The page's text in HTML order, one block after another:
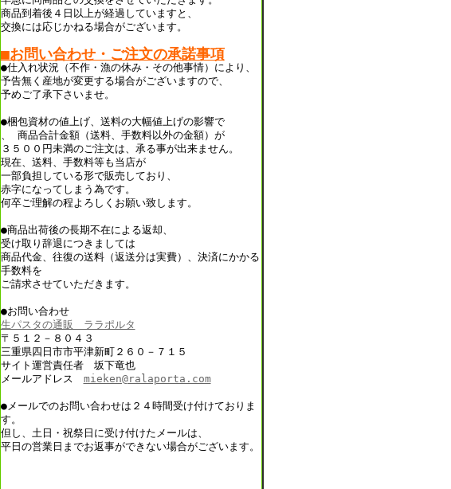
商品到着後４日以上が経過していますと、
交換には応じかねる場合がございます。
■お問い合わせ・ご注文の承諾事項
●仕入れ状況（不作・漁の休み・その他事情）により、
予告無く産地が変更する場合がございますので、
予めご了承下さいませ。
●梱包資材の値上げ、送料の大幅値上げの影響で
、 商品合計金額（送料、手数料以外の金額）が
３５００円未満のご注文は、承る事が出来ません。
現在、送料、手数料等も当店が
一部負担している形で販売しており、
赤字になってしまう為です。
何卒ご理解の程よろしくお願い致します。
●商品出荷後の長期不在による返却、
受け取り辞退につきましては
商品代金、往復の送料（返送分は実費）、決済にかかる
手数料を
ご請求させていただきます。
●お問い合わせ
生パスタの通販 ララポルタ
〒５１２－８０４３
三重県四日市市平津新町２６０－７１５
サイト運営責任者 坂下竜也
メールアドレス mieken@ralaporta.com
●メールでのお問い合わせは２４時間受け付けておりま
す。
但し、土日・祝祭日に受け付けたメールは、
平日の営業日までお返事ができない場合がございます。